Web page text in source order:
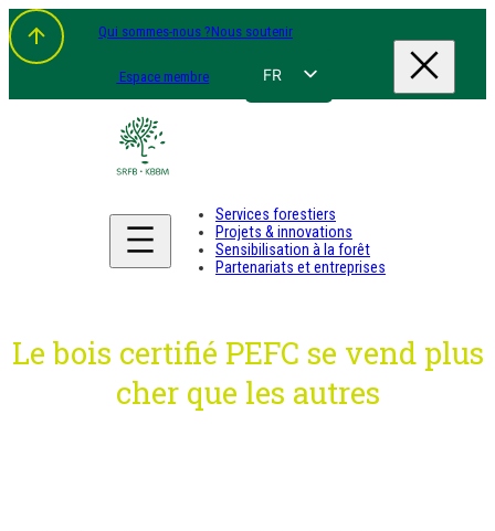
Aller
au
contenu
Qui sommes-nous ?Nous soutenir
Espace membre FR
DE
Services forestiers
Projets & innovations
Sensibilisation à la forêt
Partenariats et entreprises
Le bois certifié PEFC se vend plus
cher que les autres